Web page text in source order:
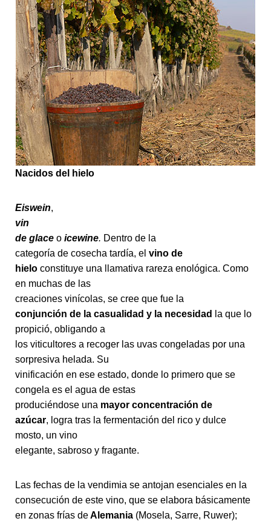
Nacidos del hielo
Eiswein,
vin
de glace o icewine. Dentro de la
categoría de cosecha tardía, el vino de
hielo constituye una llamativa rareza enológica. Como
en muchas de las
creaciones vinícolas, se cree que fue la
conjunción de la casualidad y la necesidad
la que lo
propició, obligando a
los viticultores a recoger las uvas congeladas por una
sorpresiva helada. Su
vinificación en ese estado, donde lo primero que se
congela es el agua de estas
produciéndose una mayor concentración de
azúcar, logra tras la fermentación del rico y dulce
mosto, un vino
elegante, sabroso y fragante.
Las fechas de la vendimia se antojan esenciales en la
consecución de este vino, que se elabora básicamente
en zonas frías deAlemania (Mosela, Sarre, Ruwer);